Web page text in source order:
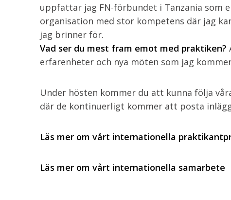
uppfattar jag FN-förbundet i Tanzania som
organisation med stor kompetens där jag
jag brinner för.
Vad ser du mest fram emot med praktiken?
erfarenheter och nya möten som jag
Under hösten kommer du att kunna följa
där de kontinuerligt kommer att posta
Läs mer om vårt internationella
Läs mer om vårt internationella samarbete